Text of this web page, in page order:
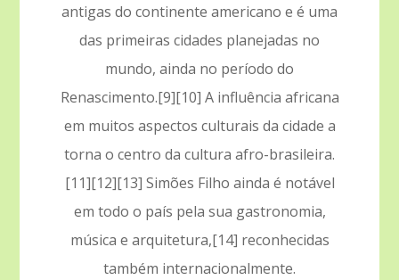
antigas do continente americano e é uma
das primeiras cidades planejadas no
mundo, ainda no período do
Renascimento.[9][10] A influência africana
em muitos aspectos culturais da cidade a
torna o centro da cultura afro-brasileira.
[11][12][13] Simões Filho ainda é notável
em todo o país pela sua gastronomia,
música e arquitetura,[14] reconhecidas
também internacionalmente.